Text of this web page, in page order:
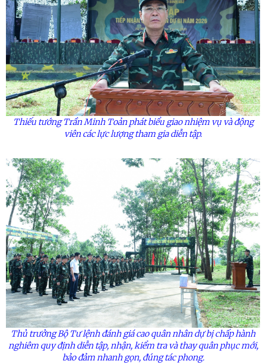
Thiếu tướng Trần Minh Toản phát biểu giao nhiệm vụ và động
viên các lực lượng tham gia diễn tập.
Thủ trưởng Bộ Tư lệnh đánh giá cao quân nhân dự bị chấp hành
nghiêm quy định diễn tập, nhận, kiểm tra và thay quân phục mới,
bảo đảm nhanh gọn, đúng tác phong.